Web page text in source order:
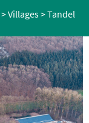
>Villages>Tandel